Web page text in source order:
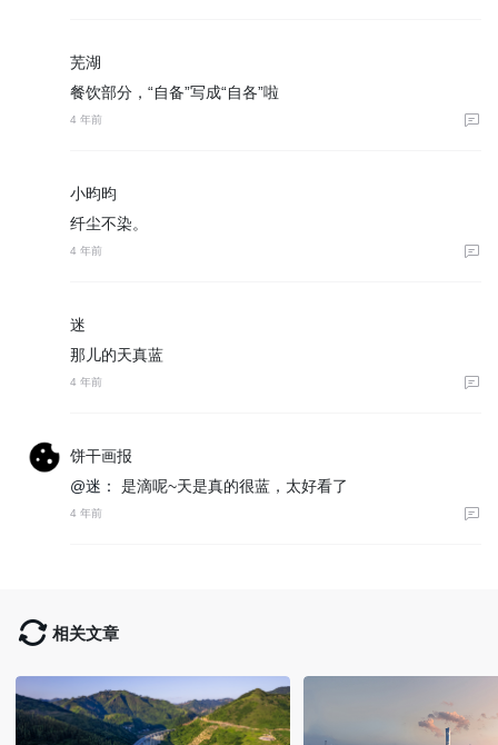
芜湖
餐饮部分，“自备”写成“自各”啦
4 年前
小昀昀
纤尘不染。
4 年前
迷
那儿的天真蓝
4 年前
饼干画报
@迷：
是滴呢~天是真的很蓝，太好看了
4 年前
相关文章